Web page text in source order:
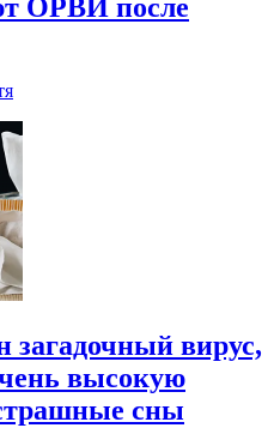
ОРВИ после
загадочный вирус,
высокую
сны